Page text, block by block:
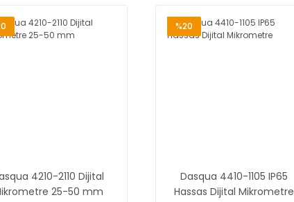
4210-2110 Dijital
25-50 mm
%20
Dasqua 4410-1105 IP65
Hassas Dijital Mikrometre